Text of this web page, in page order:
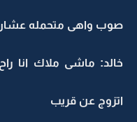
صوب واهى متحمله
خالد: ماشى ملاك انا
اتزوج عن قريب